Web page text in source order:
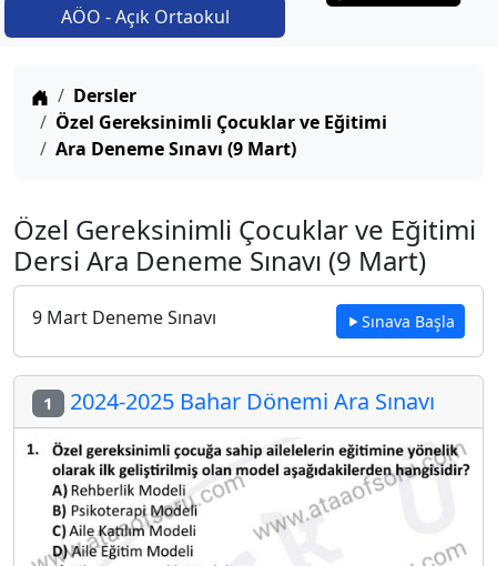
AÖO - Açık Ortaokul
Anasayfa
Dersler
Özel Gereksinimli Çocuklar ve Eğitimi
Ara Deneme Sınavı (9 Mart)
Özel Gereksinimli Çocuklar ve Eğitimi
Dersi Ara Deneme Sınavı (9 Mart)
9 Mart Deneme Sınavı Sınava Başla
1 2024-2025 Bahar Dönemi Ara Sınavı